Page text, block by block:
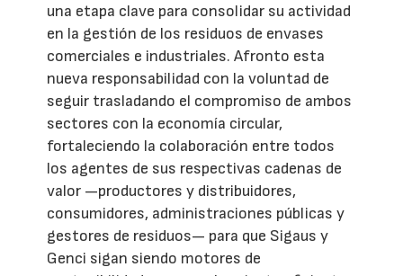
una etapa clave para consolidar su actividad
en la gestión de los residuos de envases
comerciales e industriales. Afronto esta
nueva responsabilidad con la voluntad de
seguir trasladando el compromiso de ambos
sectores con la economía circular,
fortaleciendo la colaboración entre todos
los agentes de sus respectivas cadenas de
valor —productores y distribuidores,
consumidores, administraciones públicas y
gestores de residuos— para que Sigaus y
Genci sigan siendo motores de